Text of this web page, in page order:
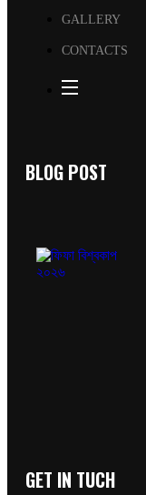
GALLERY
CONTACTS
BLOG POST
GET IN TUCH